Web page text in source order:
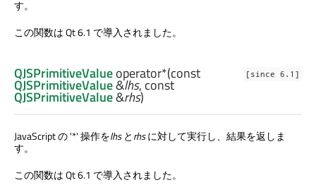
す。
この関数は Qt 6.1 で導入されました。
[since 6.1]
QJSPrimitiveValueoperator*(const
QJSPrimitiveValue&lhs, const
QJSPrimitiveValue&rhs)
JavaScript の '*' 操作をlhsとrhsに対して実行し、結果を返しま
す。
この関数は Qt 6.1 で導入されました。